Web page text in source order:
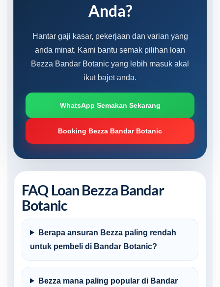
Anda?
Hantar gaji kasar, pekerjaan dan varian yang
anda minat. Kami bantu semak pilihan loan
Bezza Bandar Botanic yang lebih masuk akal
ikut bajet anda.
WhatsApp Semakan Sekarang
Booking Bezza Bandar Botanic
FAQ Loan Bezza Bandar
Botanic
Berapa ansuran Bezza paling rendah
untuk pembeli di Bandar Botanic?
Bezza mana paling popular di Bandar